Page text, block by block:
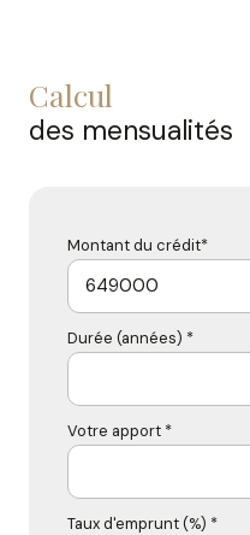
calcul
des mensualités
Montant du crédit*
Durée (années) *
Votre apport *
Taux d'emprunt (%) *